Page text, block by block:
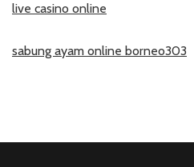
live casino online
sabung ayam online borneo303